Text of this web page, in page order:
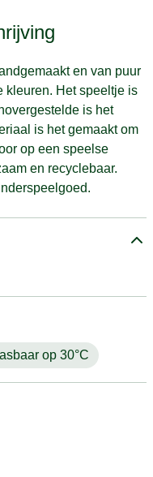
en van puur
kleuren. Het speeltje is
is het
is het gemaakt om
op een speelse
en recyclebaar.
op 30°C